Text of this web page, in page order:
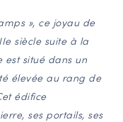
Région Grand Est
», ce joyau de
e siècle suite à la
situé dans un
élevée au rang de
édifice
ses portails, ses